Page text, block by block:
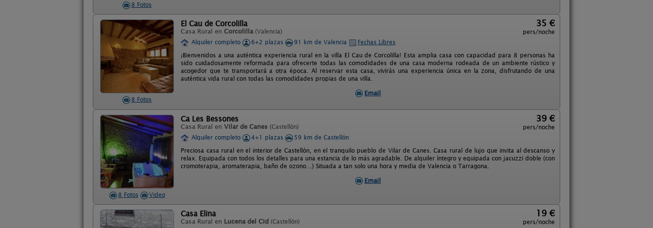
8 Fotos
8 Fotos
El Cau de Corcolilla
Casa Rural en Corcolilla (Valencia)
35 €
pers/noche
Alquiler completo
6+2 plazas 91 km de Valencia
Fechas Libres
¡Bienvenidos a una auténtica experiencia rural en la villa El Cau de Corcolilla! Esta amplia casa con capacidad para 8 personas ha
sido cuidadosamente reformada para ofrecerte todas las comodidades de una casa moderna rodeada de un ambiente rústico y
acogedor que te transportará a otra época. Al reservar esta casa, vivirás una experiencia única en la zona, disfrutando de una
auténtica vida rural con todas las comodidades propias de una villa.
Email
8 Fotos Video
Ca Les Bessones
Casa Rural en Vilar de Canes (Castellón)
39 €
pers/noche
Alquiler completo
4+1 plazas
59 km de Castellón
Preciosa casa rural en el interior de Castellón, en el tranquilo pueblo de Vilar de Canes. Casa rural de lujo que invita al descanso y
relax. Equipada con todos los detalles para una estancia de lo más agradable. De alquiler íntegro y equipada con jacuzzi doble (con
cromoterapia, aromaterapia, baño de ozono…) Situada a tan solo una hora y media de Valencia o Tarragona.
Email
Casa Elina
Casa Rural en Lucena del Cid (Castellón)
19 €
pers/noche